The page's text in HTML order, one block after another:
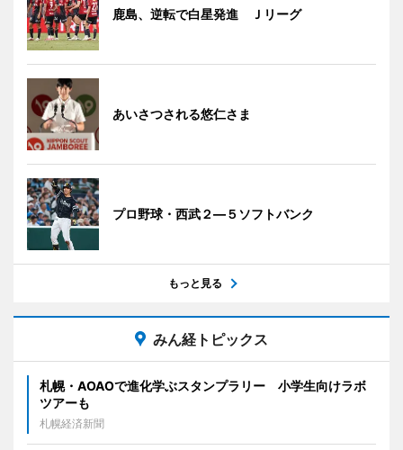
鹿島、逆転で白星発進 Ｊリーグ
あいさつされる悠仁さま
プロ野球・西武２―５ソフトバンク
もっと見る
みん経トピックス
札幌・AOAOで進化学ぶスタンプラリー 小学生向けラボ
ツアーも
札幌経済新聞